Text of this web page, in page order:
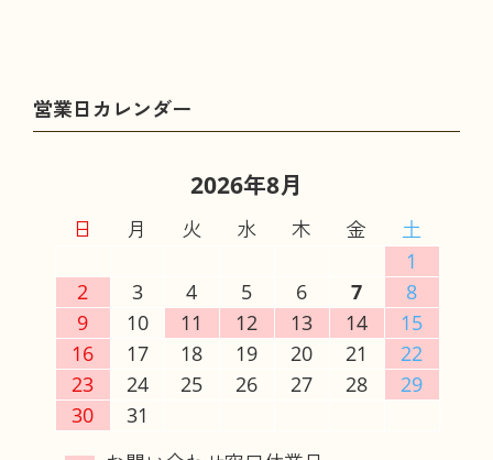
2026年8月
日 月 火 水 木 金
土
1
2
3 4 5 6 7
8
9
10 11 12 13 14
15
16
17 18 19 20 21
22
23
24 25 26 27 28
29
30
31